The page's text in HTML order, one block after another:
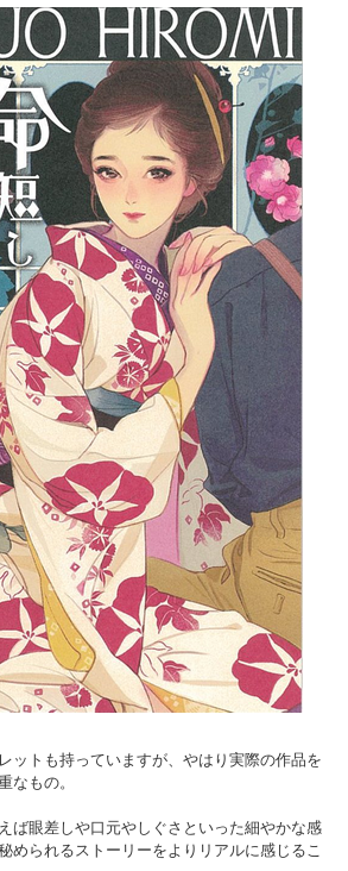
ットも持っていますが、やはり実際の作品を
なもの。
ば眼差しや口元やしぐさといった細やかな感
められるストーリーをよりリアルに感じるこ